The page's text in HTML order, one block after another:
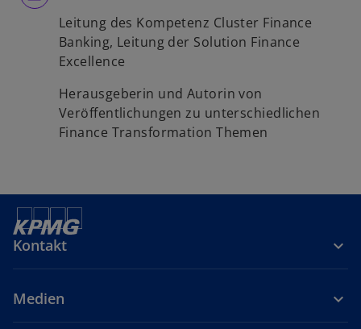
Leitung des Kompetenz Cluster Finance
Banking, Leitung der Solution Finance
Excellence
Herausgeberin und Autorin von
Veröffentlichungen zu unterschiedlichen
Finance Transformation Themen
Kontakt
Medien